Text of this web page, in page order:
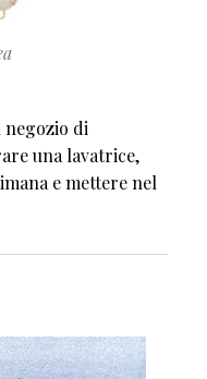
negozio di
una lavatrice,
e mettere nel